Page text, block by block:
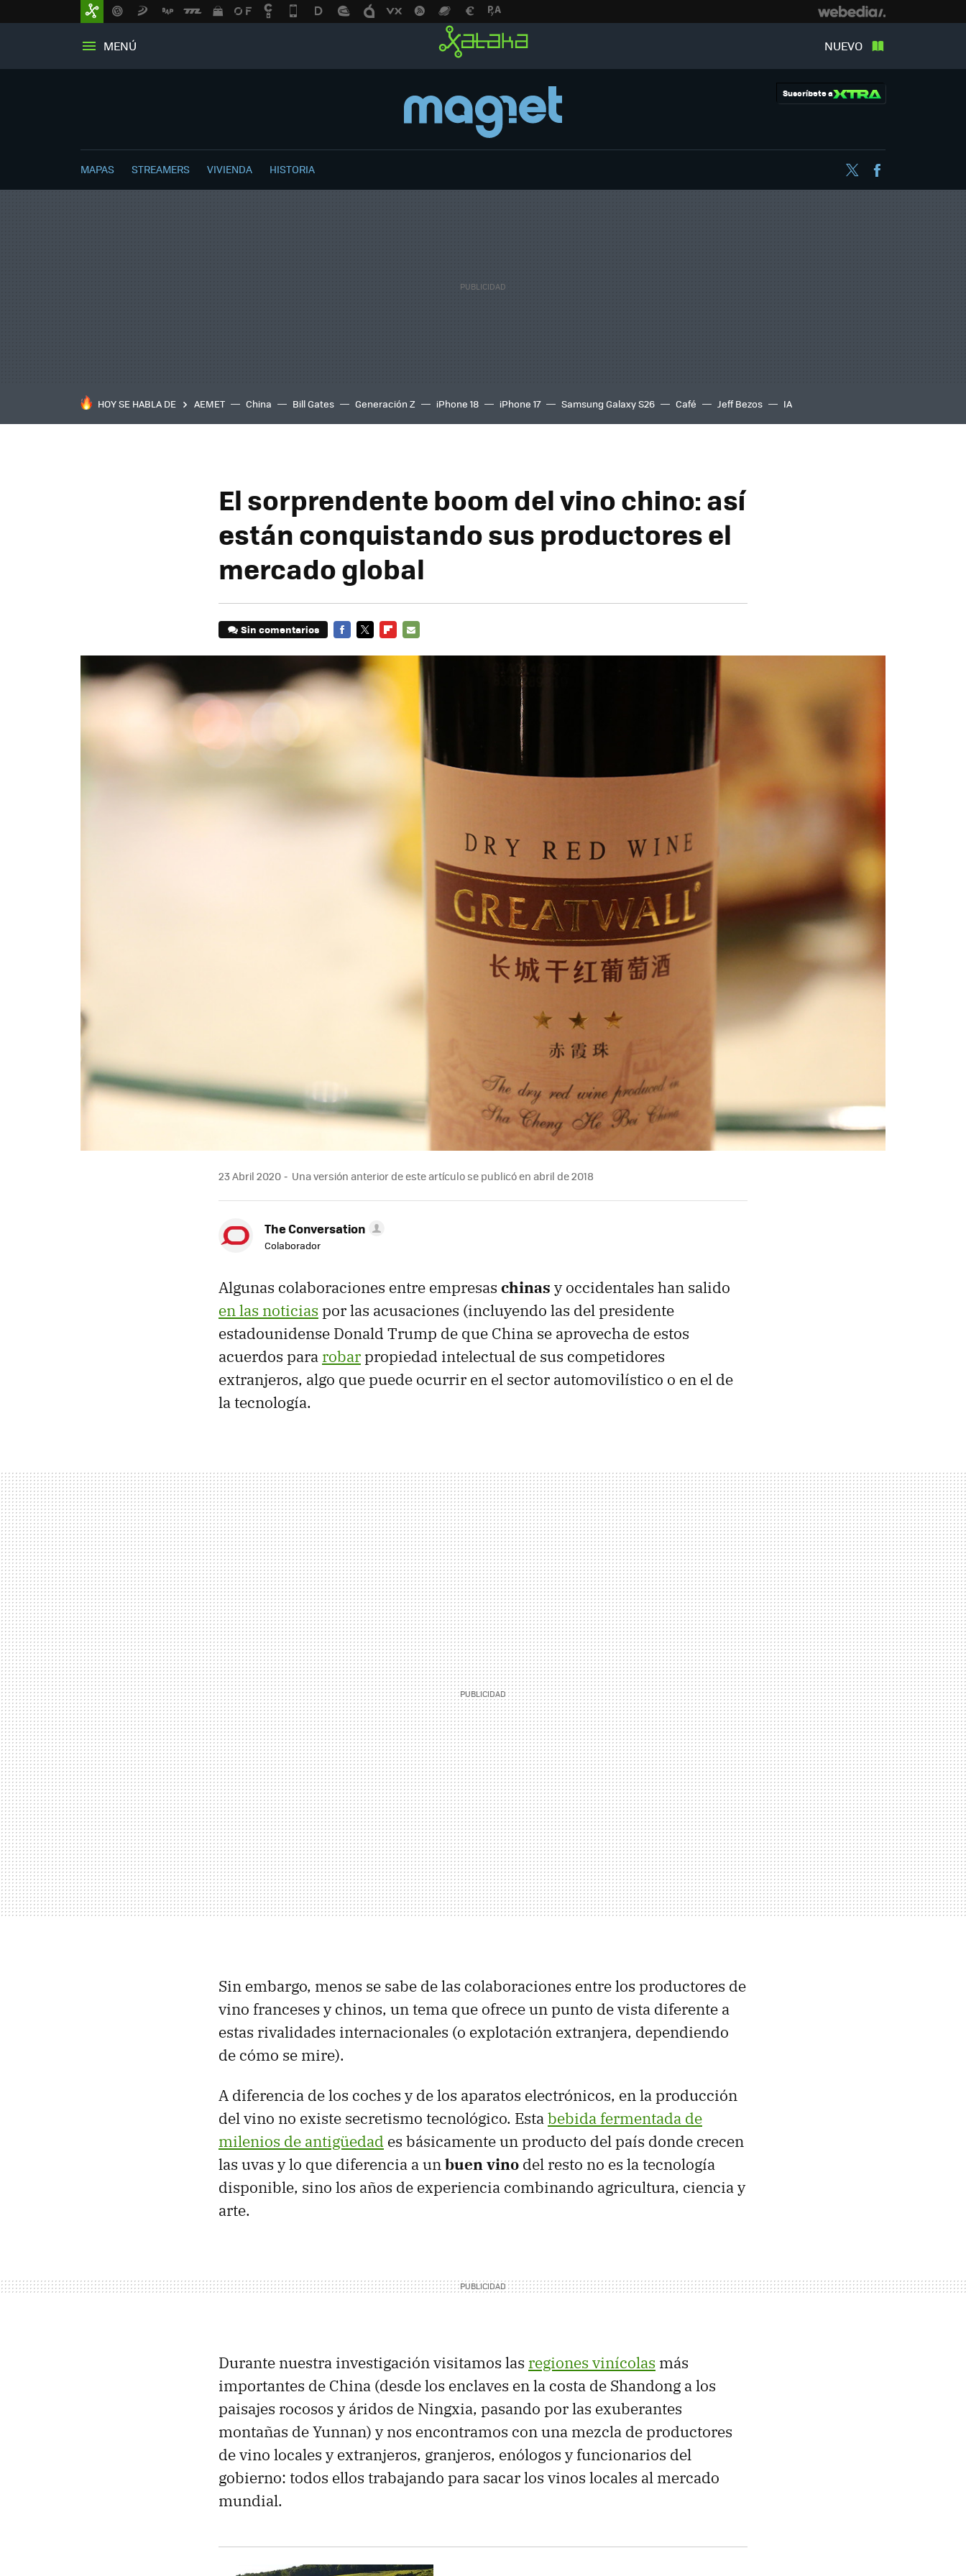
MENÚ NUEVO
Suscríbete a
MAPAS STREAMERS VIVIENDA HISTORIA Twitter
HOY SE HABLA DE AEMET China Bill Gates Generación Z iPhone 18 iPhone 17 Samsung Galaxy S26 Café Jeff Bezos IA
El sorprendente boom del vino chino: así
están conquistando sus productores el
mercado global
Sin comentarios
MAIL
23 Abril 2020 Una versión anterior de este artículo se publicó en abril de 2018
The Conversation
Colaborador
Algunas colaboraciones entre empresas chinas y occidentales han salido
en las noticias por las acusaciones (incluyendo las del presidente
estadounidense Donald Trump de que China se aprovecha de estos
acuerdos para robarpropiedad intelectual de sus competidores
extranjeros, algo que puede ocurrir en el sector automovilístico o en el de
la tecnología.
Sin embargo, menos se sabe de las colaboraciones entre los productores de
vino franceses y chinos, un tema que ofrece un punto de vista diferente a
estas rivalidades internacionales (o explotación extranjera, dependiendo
de cómo se mire).
A diferencia de los coches y de los aparatos electrónicos, en la producción
del vino no existe secretismo tecnológico. Estabebida fermentada de
milenios de antigüedad es básicamente un producto del país donde crecen
las uvas y lo que diferencia a unbuen vino del resto no es la tecnología
disponible, sino los años de experiencia combinando agricultura, ciencia y
arte.
Durante nuestra investigación visitamos las regiones vinícolas más
importantes de China (desde los enclaves en la costa de Shandong a los
paisajes rocosos y áridos de Ningxia, pasando por las exuberantes
montañas de Yunnan) y nos encontramos con una mezcla de productores
de vino locales y extranjeros, granjeros, enólogos y funcionarios del
gobierno: todos ellos trabajando para sacar los vinos locales al mercado
mundial.